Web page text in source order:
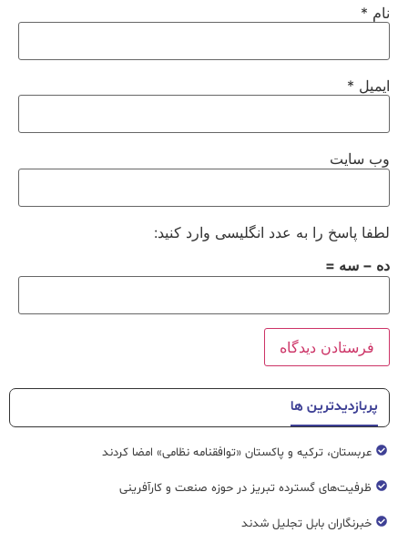
نام *
ایمیل *
وب‌ سایت
لطفا پاسخ را به عدد انگلیسی وارد کنید:
ده − سه =
پربازدیدترین ها
عربستان، ترکیه و پاکستان «توافقنامه نظامی» امضا کردند
ظرفیت‌های گسترده‌ تبریز در حوزه صنعت و کارآفرینی
خبرنگاران بابل تجلیل شدند